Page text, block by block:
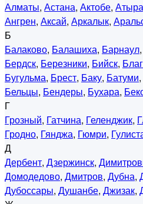
Алматы, Астана, Актобе,
Ангрен, Аксай, Аркалык,
Б
Балаково, Балашиха, Барнаул,
Бердск, Березники, Бийск,
Бугульма, Брест, Баку, Батуми,
Бельцы, Бендеры, Бухара,
Г
Грозный, Гатчина, Геленджик,
Гродно, Гянджа, Гюмри,
Д
Дербент, Дзержинск,
Домодедово, Дмитров, Дубна,
Дубоссары, Душанбе, Джизак,